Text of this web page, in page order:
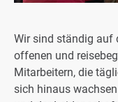
Wir sind ständig auf
offenen und
Mitarbeitern, die
sich hinaus